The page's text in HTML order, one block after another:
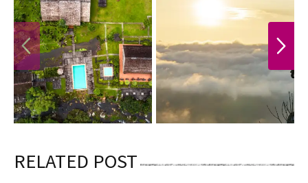
PREVIOUS NEXT
RELATED POST